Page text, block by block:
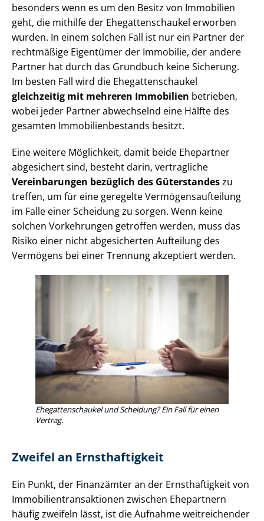
besonders wenn es um den Besitz von Immobilien
geht, die mithilfe der Ehe­gat­ten­schau­kel erworben
wurden. In einem solchen Fall ist nur ein Partner der
rechtmäßige Eigentümer der Immobilie, der andere
Partner hat durch das Grundbuch keine Sicherung.
Im besten Fall wird die Ehe­gat­ten­schau­kel
gleichzeitig mit mehreren Immobilien betrieben,
wobei jeder Partner abwechselnd eine Hälfte des
gesamten Im­mo­bi­li­en­be­stands besitzt.
Eine weitere Möglichkeit, damit beide Ehepartner
abgesichert sind, besteht darin, vertragliche
Vereinbarungen bezüglich des Güterstandeszu
treffen, um für eine geregelte Ver­mö­gens­auf­tei­lung
im Falle einer Scheidung zu sorgen. Wenn keine
solchen Vorkehrungen getroffen werden, muss das
Risiko einer nicht abgesicherten Aufteilung des
Vermögens bei einer Trennung akzeptiert werden.
Ehe­gat­ten­schau­kel und Scheidung? Ein Fall für einen
Vertrag.
Zweifel an Ernsthaftigkeit
Ein Punkt, der Finanzämter an der Ernsthaftigkeit von
Im­mo­bi­li­en­trans­ak­tio­nen zwischen Ehepartnern
häufig zweifeln lässt, ist die Aufnahme weitreichender